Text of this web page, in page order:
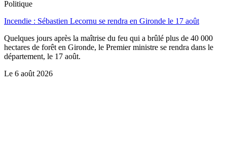
Politique
Incendie : Sébastien Lecornu se rendra en Gironde le 17 août
Quelques jours après la maîtrise du feu qui a brûlé plus de 40 000
hectares de forêt en Gironde, le Premier ministre se rendra dans le
département, le 17 août.
Le 6 août 2026